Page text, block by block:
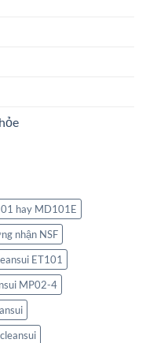
hay MD101E
nhận NSF
ET101
MP02-4